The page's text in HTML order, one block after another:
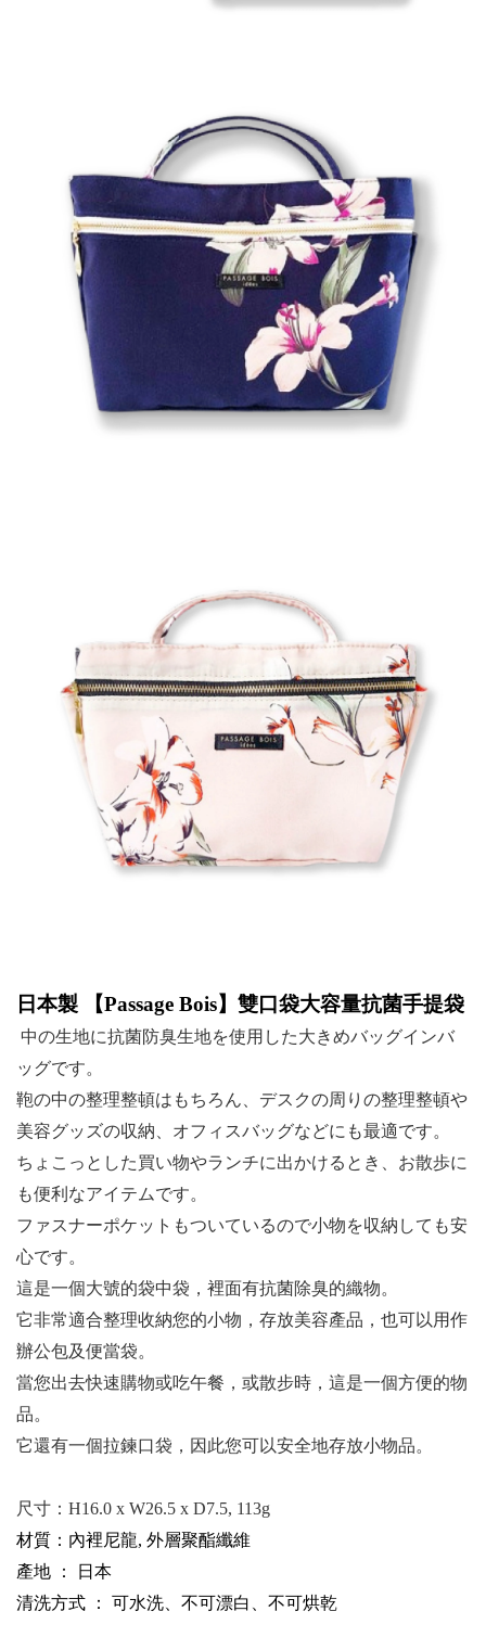
日本製 【Passage Bois】雙口袋大容量抗菌手提袋
中の生地に抗菌防臭生地を使用した大きめバッグインバ
ッグです。
鞄の中の整理整頓はもちろん、デスクの周りの整理整頓や
美容グッズの収納、オフィスバッグなどにも最適です。
ちょこっとした買い物やランチに出かけるとき、お散歩に
も便利なアイテムです。
ファスナーポケットもついているので小物を収納しても安
心です。
這是一個大號的袋中袋，裡面有抗菌除臭的織物。
它非常適合整理收納您的小物，存放美容產品，也可以用作
辦公包及便當袋。
當您出去快速購物或吃午餐，或散步時，這是一個方便的物
品。
它還有一個拉鍊口袋，因此您可以安全地存放小物品。
尺寸： H16.0 x W26.5 x D7.5, 113g
材質：內裡尼龍, 外層聚酯纖維
產地 ： 日本
清洗方式 ： 可水洗、不可漂白、不可烘乾